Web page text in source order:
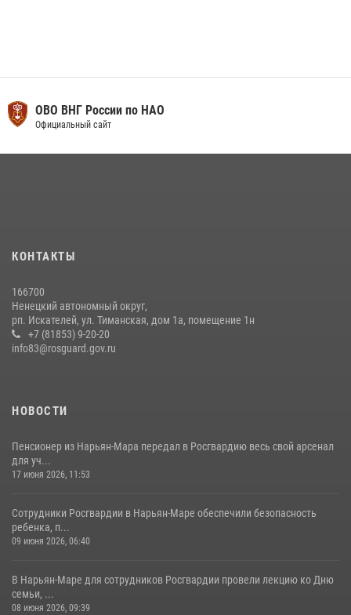
ОВО ВНГ России по НАО
Официальный сайт
КОНТАКТЫ
166700
Ненецкий автономный округ,
рп. Искателей, ул. Тиманская, дом 1а, помещение 1н
+7 (81853) 9-20-20
info83@rosguard.gov.ru
НОВОСТИ
Пенсионер из Нарьян-Мара передал в Росгвардию весь свой арсенал
для уч...
17 июня 2026, 11:53
Сотрудники Росгвардии в Нарьян-Маре обеспечили безопасность
ребенка, п...
09 июня 2026, 06:40
В Нарьян-Маре для сотрудников Росгвардии провели лекцию ко Дню
семьи, ...
08 июня 2026, 09:39